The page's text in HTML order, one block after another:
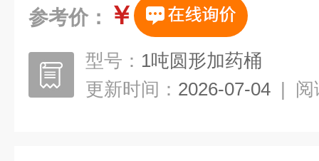
参考价： ￥
型号： 1吨圆形加药桶
更新时间： 2026-07-04 | 阅